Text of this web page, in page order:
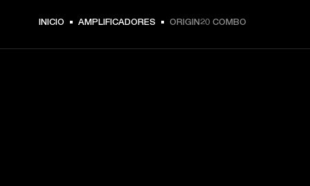
INICIO AMPLIFICADORES ORIGIN20 COMBO